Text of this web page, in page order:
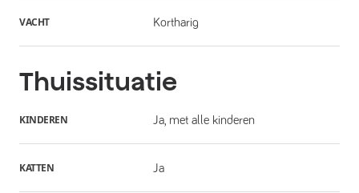
VACHT Kortharig
Thuissituatie
KINDEREN Ja, met alle kinderen
KATTEN Ja